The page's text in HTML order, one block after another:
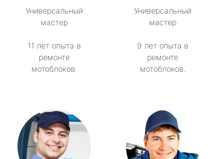
Универсальный
мастер
11 лет опыта в
ремонте
мотоблоков.
Универсальный
мастер
9 лет опыта в
ремонте
мотоблоков.